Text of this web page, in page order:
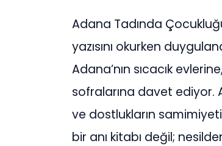
Adana Tadında
yazısını okurken
Adana’nın sıcacık
sofralarına davet ediyor.
ve dostlukların
bir anı kitabı değil;